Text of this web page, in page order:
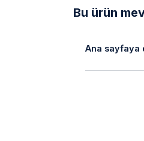
Bu ürün
Ana sayfaya